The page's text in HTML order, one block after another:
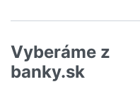
Vyberáme z
banky.sk